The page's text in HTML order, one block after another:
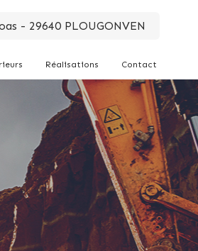
- 29640 PLOUGONVEN
Réalisations Contact